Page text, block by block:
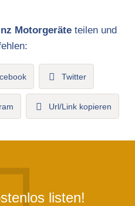
Motorgeräte teilen und
Twitter
Url/Link kopieren
listen!